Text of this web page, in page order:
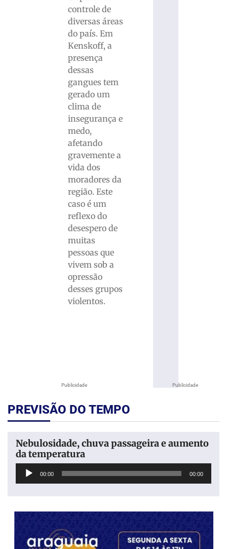
Publicidade
controle de
diversas áreas
do país. Em
Kenskoff, a
presença
dessas
gangues tem
gerado um
clima de
insegurança e
medo,
afetando
gravemente a
vida dos
moradores da
região. Este
caso é um
reflexo do
desespero de
muitas
pessoas que
vivem sob a
opressão
desses grupos
violentos.
Publicidade
PREVISÃO DO TEMPO
Nebulosidade, chuva passageira e aumento
da temperatura
Tocador
00:00 00:00